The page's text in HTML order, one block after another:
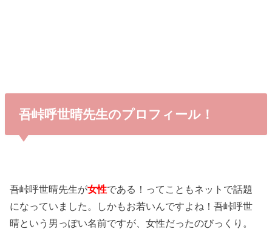
吾峠呼世晴先生のプロフィール！
吾峠呼世晴先生が女性である！ってこともネットで話題
になっていました。しかもお若いんですよね！吾峠呼世
晴という男っぽい名前ですが、女性だったのびっくり。